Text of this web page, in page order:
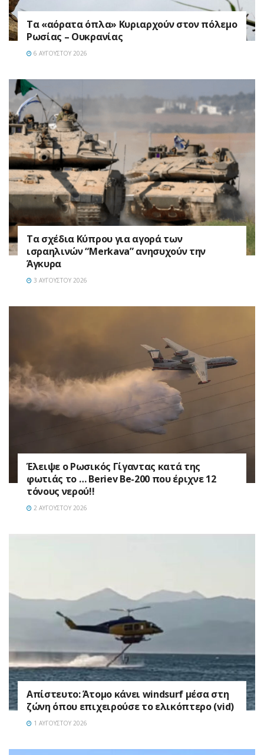
Τα «αόρατα όπλα» Κυριαρχούν στον πόλεμο
Ρωσίας – Ουκρανίας
6 ΑΥΓΟΎΣΤΟΥ 2026
Τα σχέδια Κύπρου για αγορά των
ισραηλινών “Merkava” ανησυχούν την
Άγκυρα
3 ΑΥΓΟΎΣΤΟΥ 2026
Έλειψε ο Ρωσικός Γίγαντας κατά της
φωτιάς το … Beriev Be-200 που έριχνε 12
τόνους νερού!!
2 ΑΥΓΟΎΣΤΟΥ 2026
Απίστευτο: Άτομο κάνει windsurf μέσα στη
ζώνη όπου επιχειρούσε το ελικόπτερο (vid)
1 ΑΥΓΟΎΣΤΟΥ 2026